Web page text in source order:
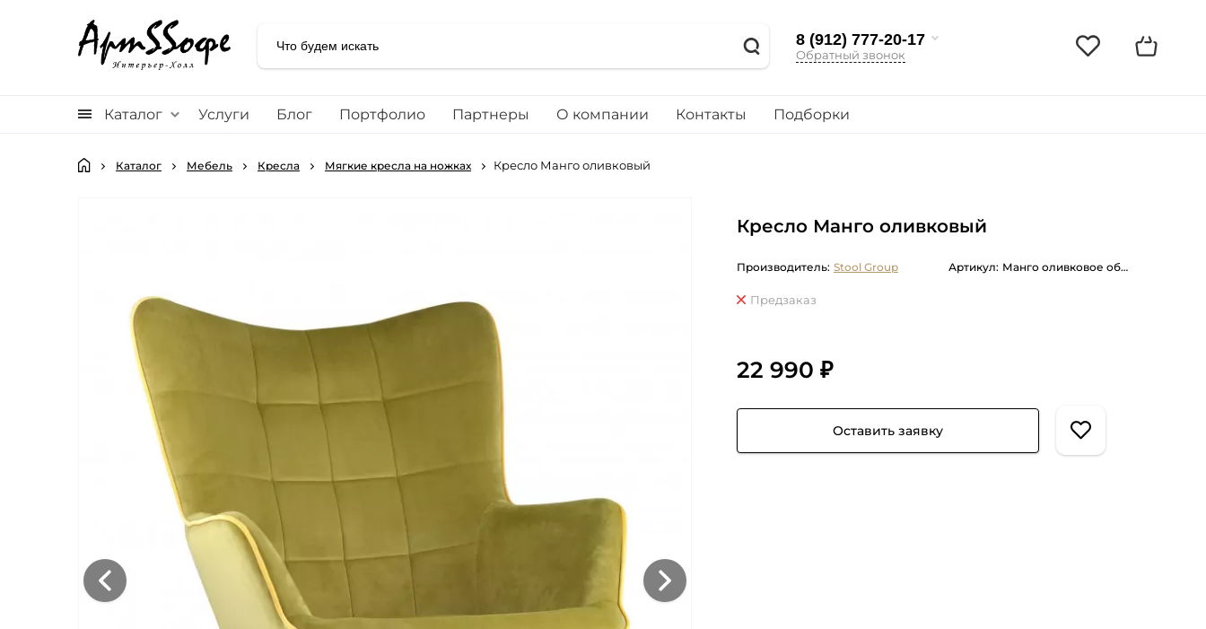
8 (912) 777-20-17
Обратный звонок
Каталог Услуги Блог Портфолио Партнеры О компании Контакты Подборки
Каталог Мебель Кресла Мягкие кресла на ножках Кресло Манго оливковый
Кресло Манго оливковый
Производитель: Stool Group Артикул: Манго оливковое обивка вельвет с деревянными ножками
Предзаказ
22 990 ₽
Оставить заявку